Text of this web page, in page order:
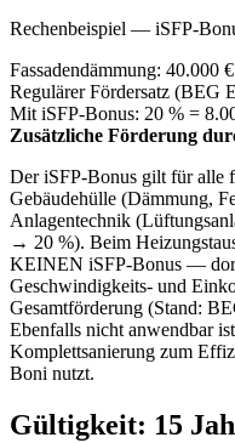
Rechenbeispiel — iSFP-
Fassadendämmung: 40.000
Regulärer Fördersatz (BEG
Mit iSFP-Bonus: 20 % =
Zusätzliche Förderung
Der iSFP-Bonus gilt für alle
Gebäudehülle (Dämmung,
Anlagentechnik
→ 20 %). Beim
KEINEN iSFP-Bonus —
Geschwindigkeits- und
Gesamtförderung (Stand:
Ebenfalls nicht anwendbar
Komplettsanierung zum
Boni nutzt.
Gültigkeit: 15